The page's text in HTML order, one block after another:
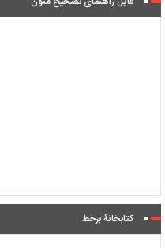
کتابخانۀ برخط